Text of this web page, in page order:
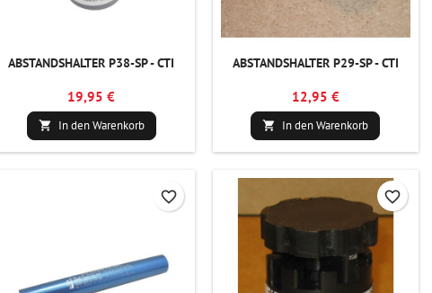
ABSTANDSHALTER P38-SP - CTI
19,95 €
 In den Warenkorb
ABSTANDSHALTER P29-SP - CTI
12,95 €
 In den Warenkorb
favorite_border favorite_border